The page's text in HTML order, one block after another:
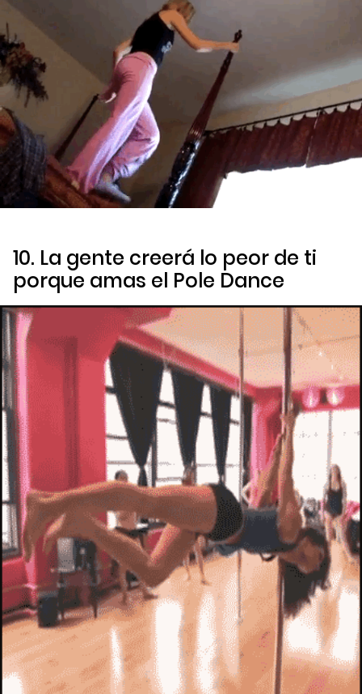
10. La gente creerá lo peor de ti
porque amas el Pole Dance